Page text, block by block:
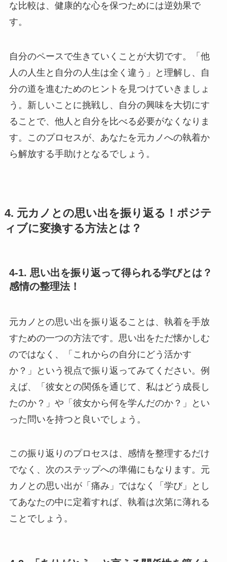
な比較は、健康的な心を保つためには逆効果で
す。
自分のペースで生きていくことが大切です。「他
人の人生と自分の人生は全く違う」と理解し、自
分の道を進むためのヒントを見つけていきましょ
う。新しいことに挑戦し、自分の興味を大切にす
ることで、他人と自分を比べる必要がなくなりま
す。このプロセスが、あなたを元カノへの執着か
ら解放する手助けとなるでしょう。
4. 元カノとの思い出を振り返る！ポジテ
ィブに変換する方法とは？
4-1. 思い出を振り返って得られる学びとは？
感情の整理法！
元カノとの思い出を振り返ることは、執着を手放
すための一つの方法です。思い出をただ懐かしむ
のではなく、「これからの自分にどう活かす
か？」という視点で振り返ってみてください。例
えば、「彼女との関係を通じて、私はどう成長し
たのか？」や「彼女から何を学んだのか？」とい
った問いを持つと良いでしょう。
この振り返りのプロセスは、感情を整理するだけ
でなく、次のステップへの準備にもなります。元
カノとの思い出が「痛み」ではなく「学び」とし
てあなたの中に定着すれば、執着は次第に薄れる
ことでしょう。